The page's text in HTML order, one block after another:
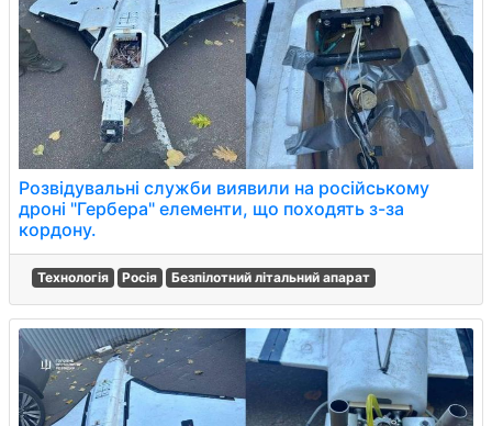
Розвідувальні служби виявили на російському
дроні "Гербера" елементи, що походять з-за
кордону.
Технологія Росія Безпілотний літальний апарат